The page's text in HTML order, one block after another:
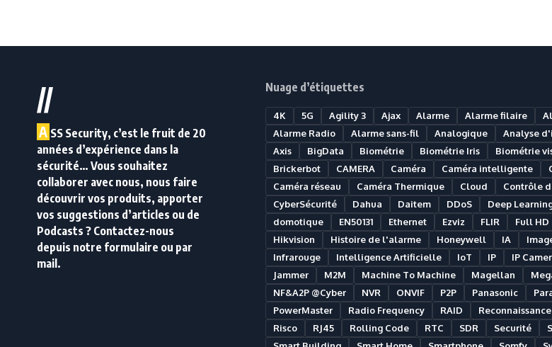
//
A SS Security, c’est le fruit de 20
années d’expérience dans la
sécurité… Vous souhaitez
collaborer avec nous, nous faire
découvrir vos produits, apporter
vos suggestions d’articles ou de
Podcasts ? Contactez-nous
depuis notre formulaire ou par
mail.
Nuage d’étiquettes
4K 5G Agility 3 Ajax Alarme Alarme filaire
Alarme Radio
Alarme sans-fil Analogique Analyse
Axis
BigData Biométrie Biométrie Iris Biométrie
Brickerbot
CAMERA Caméra Caméra intelligente
Caméra réseau
Caméra Thermique Cloud Contrôle
CyberSécurité
Dahua Daitem DDoS Deep
domotique
EN50131 Ethernet Ezviz FLIR Full HD
Hikvision
Histoire de l'alarme Honeywell IA
Infrarouge
Intelligence Artificielle IoT IP IP
Jammer
M2M Machine To Machine Magellan
NF&A2P @Cyber
NVR ONVIF P2P Panasonic
PowerMaster
Radio Frequency RAID
Risco
RJ45 Rolling Code RTC SDR Securité